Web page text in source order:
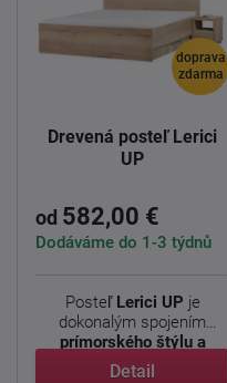
doprava
zdarma
Drevená posteľ Lerici
UP
od 582,00 €
Dodáváme do 1-3 týdnů
Posteľ Lerici UP je
dokonalým spojením
prímorského štýlu a
modernej ...
Detail